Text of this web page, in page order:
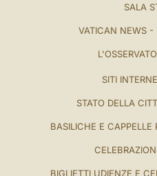
SALA
VATICAN NEWS -
SITI
STATO DELLA
BASILICHE E CAPPELLE
BIGLIETTI UDIENZE E